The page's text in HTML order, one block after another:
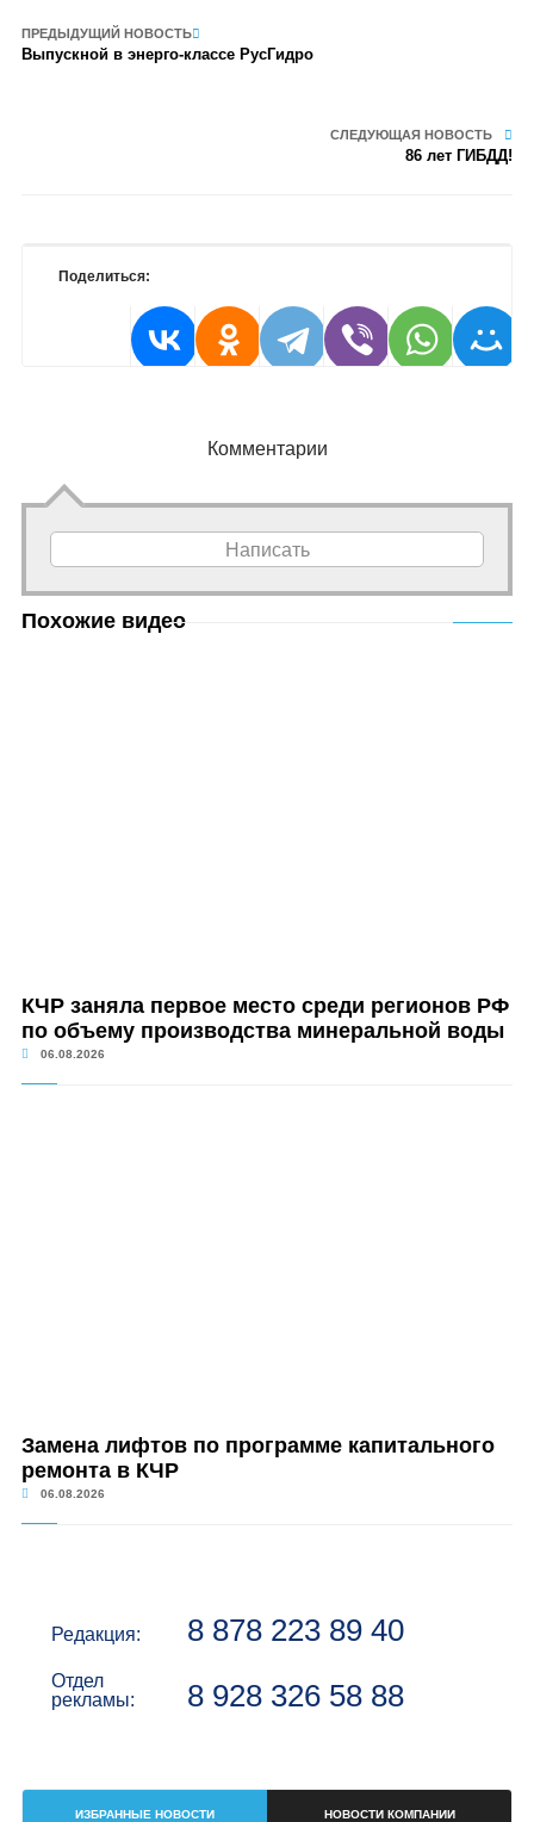
ПРЕДЫДУЩИЙ НОВОСТЬ
Выпускной в энерго-классе РусГидро
СЛЕДУЮЩАЯ НОВОСТЬ
86 лет ГИБДД!
Поделиться:
Комментарии
Написать
Похожие видео
КЧР заняла первое место среди регионов РФ
по объему производства минеральной воды
06.08.2026
Замена лифтов по программе капитального
ремонта в КЧР
06.08.2026
Редакция: 8 878 223 89 40
Отдел
рекламы:
8 928 326 58 88
ИЗБРАННЫЕ НОВОСТИ НОВОСТИ КОМПАНИИ